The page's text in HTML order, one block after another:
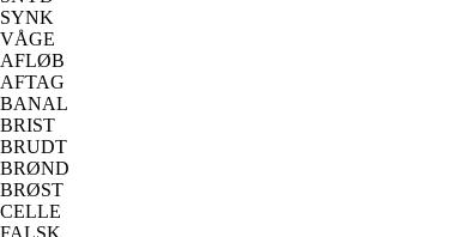
SYNK
VÅGE
AFLØB
AFTAG
BANAL
BRIST
BRUDT
BRØND
BRØST
CELLE
FALSK